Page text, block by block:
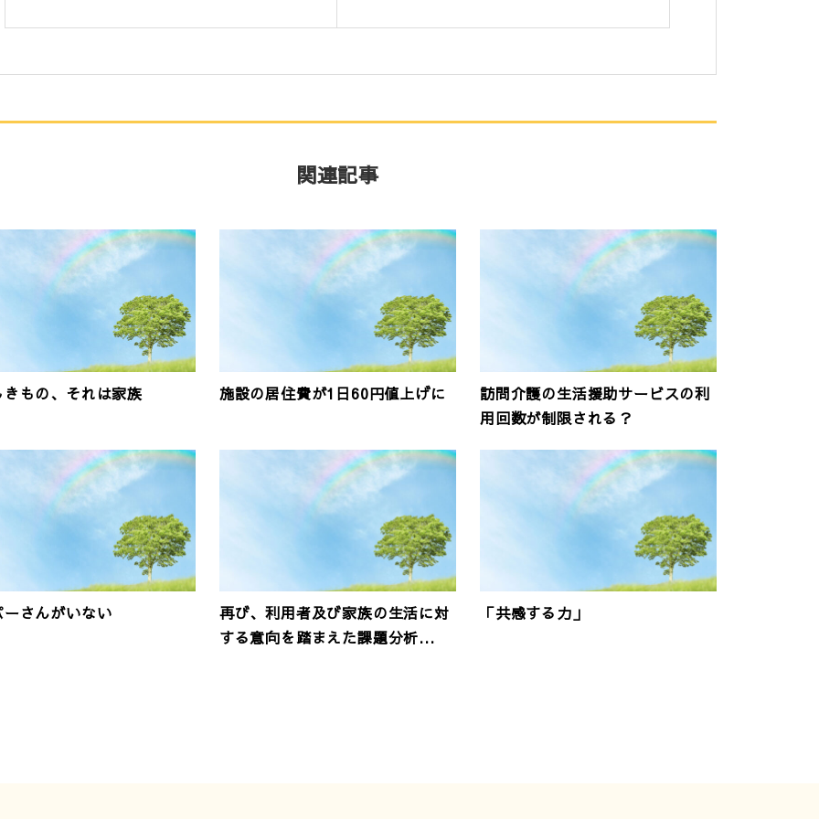
関連記事
もの、それは家族 施設の居住費が1日60円値上げに
訪問介護の生活援助サービスの利
用回数が制限される？
ーさんがいない
再び、利用者及び家族の生活に対
する意向を踏まえた課題分析...
「共感する力」